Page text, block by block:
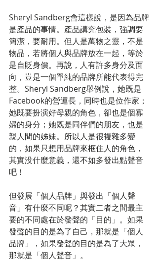
Sheryl Sandberg會這樣說，是因為品牌
是產品的事情。產品講究包裝，強調要
簡潔，要耐用。但人是萬物之靈，不是
物品，若將個人與品牌放在一起，等於
是自貶身價。再說，人有許多身分及面
向，豈是一個單純的品牌所能代表得完
整。Sheryl Sandberg舉例說，她既是
Facebook的營運長，同時也是位作家；
她既要扮演好母親的角色，卻也是個寡
婦的身分；她既是同伴們的朋友，也是
親人間的姊妹。所以人是很複雜多變
的，如果只想用品牌來框住人的角色，
其實没什麼意義，還不如多發出點聲音
吧！
但發展「個人品牌」與發出「個人聲
音」有什麼不同呢？其實二者之間最主
要的不同處在於發聲的「目的」。如果
發聲的目的是為了自己，那就是「個人
品牌」，如果發聲的目的是為了大眾，
那就是「個人聲音」。